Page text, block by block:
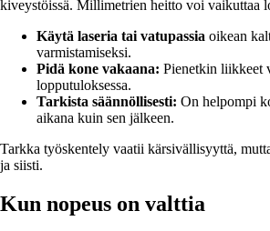
kiveystöissä. Millimetrien heitto voi vaikuttaa
Käytä laseria tai vatupassia oikean
varmistamiseksi.
Pidä kone vakaana: Pienetkin liikkeet
lopputuloksessa.
Tarkista säännöllisesti: On helpompi
aikana kuin sen jälkeen.
Tarkka työskentely vaatii kärsivällisyyttä,
ja siisti.
Kun nopeus on valttia